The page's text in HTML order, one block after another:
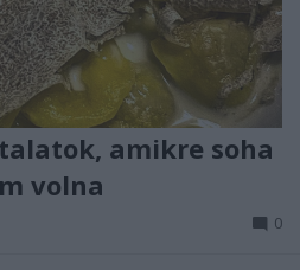
amikre soha
volna
0